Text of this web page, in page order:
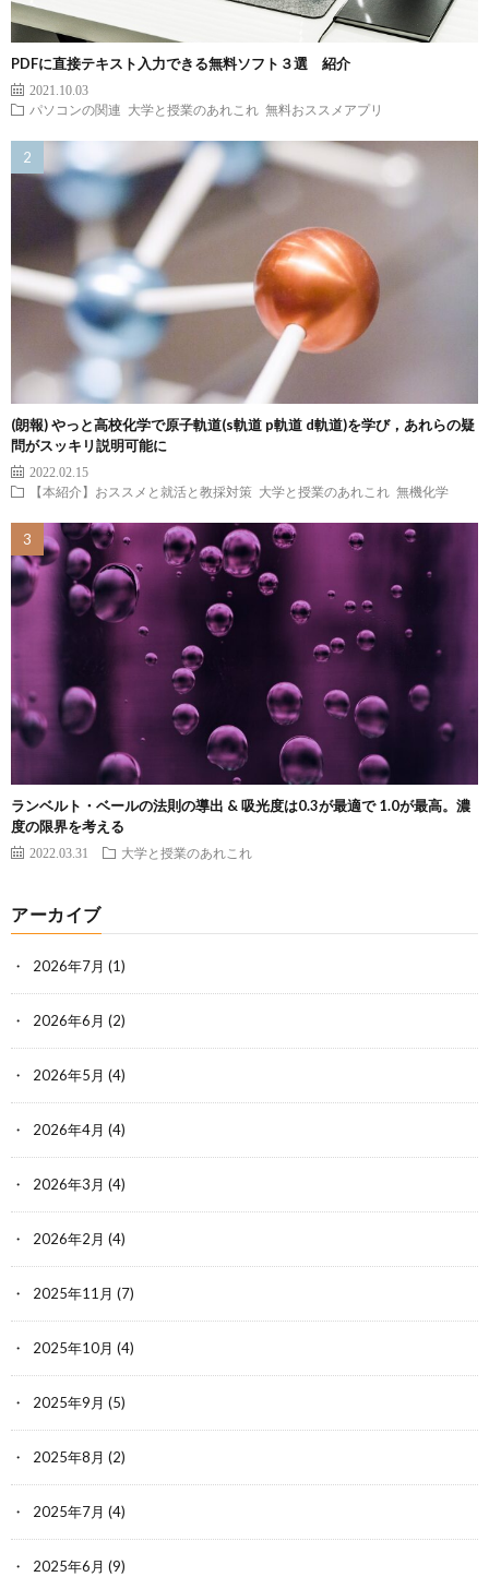
PDFに直接テキスト入力できる無料ソフト３選 紹介
2021.10.03
パソコンの関連
大学と授業のあれこれ 無料おススメアプリ
(朗報) やっと高校化学で原子軌道(s軌道 p軌道 d軌道)を学び，あれらの疑
問がスッキリ説明可能に
2022.02.15
【本紹介】おススメと就活と教採対策 大学と授業のあれこれ 無機化学
ランベルト・ベールの法則の導出 & 吸光度は0.3が最適で 1.0が最高。濃
度の限界を考える
2022.03.31 大学と授業のあれこれ
アーカイブ
2026年7月 (1)
2026年6月 (2)
2026年5月 (4)
2026年4月 (4)
2026年3月 (4)
2026年2月 (4)
2025年11月 (7)
2025年10月 (4)
2025年9月 (5)
2025年8月 (2)
2025年7月 (4)
2025年6月 (9)